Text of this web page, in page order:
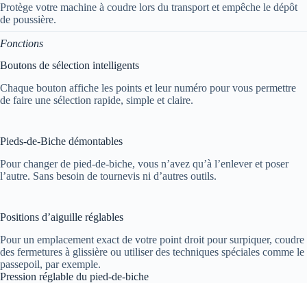
Protège votre machine à coudre lors du transport et empêche le dépôt
de poussière.
Fonctions
Boutons de sélection intelligents
Chaque bouton affiche les points et leur numéro pour vous permettre
de faire une sélection rapide, simple et claire.
Pieds-de-Biche démontables
Pour changer de pied-de-biche, vous n’avez qu’à l’enlever et poser
l’autre. Sans besoin de tournevis ni d’autres outils.
Positions d’aiguille réglables
Pour un emplacement exact de votre point droit pour surpiquer, coudre
des fermetures à glissière ou utiliser des techniques spéciales comme le
passepoil, par exemple.
Pression réglable du pied-de-biche